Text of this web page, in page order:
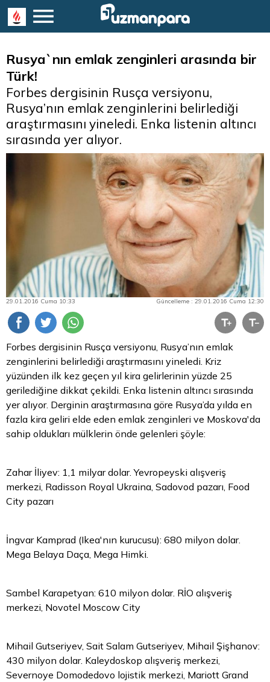
Rusya`nın emlak zenginleri arasında bir
Türk!
Forbes dergisinin Rusça versiyonu,
Rusya’nın emlak zenginlerini belirlediği
araştırmasını yineledi. Enka listenin altıncı
sırasında yer alıyor.
29.01.2016 Cuma 10:33 Güncelleme : 29.01.2016 Cuma 12:30
Forbes dergisinin Rusça versiyonu, Rusya’nın emlak
zenginlerini belirlediği araştırmasını yineledi. Kriz
yüzünden ilk kez geçen yıl kira gelirlerinin yüzde 25
gerilediğine dikkat çekildi. Enka listenin altıncı sırasında
yer alıyor. Derginin araştırmasına göre Rusya’da yılda en
fazla kira geliri elde eden emlak zenginleri ve Moskova'da
sahip oldukları mülklerin önde gelenleri şöyle:
Zahar İliyev: 1,1 milyardolar. Yevropeyski alışveriş
merkezi, Radisson Royal Ukraina, Sadovod pazarı, Food
City pazarı
İngvar Kamprad (Ikea'nın kurucusu): 680 milyon dolar.
Mega Belaya Daça, Mega Himki.
Sambel Karapetyan: 610 milyon dolar. RİO alışveriş
merkezi, Novotel Moscow City
Mihail Gutseriyev, Sait Salam Gutseriyev, Mihail Şişhanov:
430 milyon dolar. Kaleydoskop alışveriş merkezi,
Severnoye Domodedovo lojistik merkezi, Mariott Grand